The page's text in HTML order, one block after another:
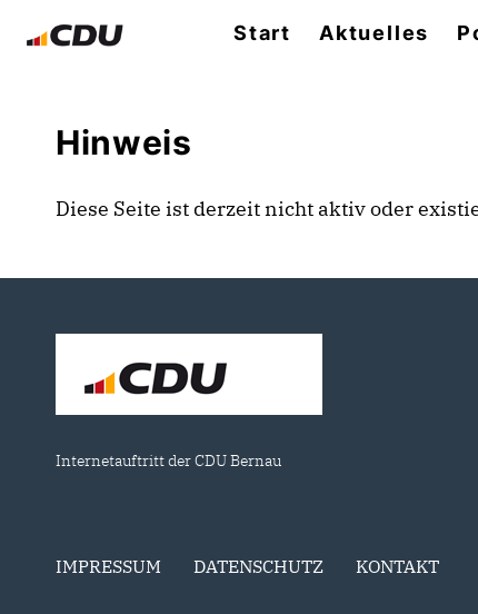
Start Aktuelles
Hinweis
Diese Seite ist derzeit nicht aktiv oder
Internetauftritt der CDU Bernau
IMPRESSUM DATENSCHUTZ KONTAKT